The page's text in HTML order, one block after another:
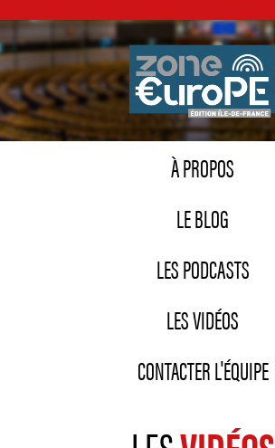
À PROPOS
LE BLOG
LES PODCASTS
LES VIDÉOS
CONTACTER L'ÉQUIPE